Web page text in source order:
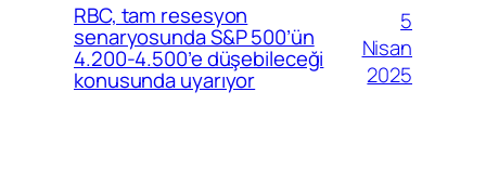
RBC, tam resesyon
senaryosunda S&P 500’ün
4.200-4.500’e düşebileceği
konusunda uyarıyor
5
Nisan
2025